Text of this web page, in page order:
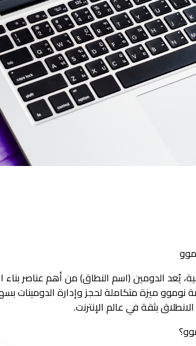
يُعد الدومين (اسم النطاق) من أهم عناصر بناء
ميزة متكاملة لحجز وإدارة الدومينات
بثقة في عالم الإنترنت.